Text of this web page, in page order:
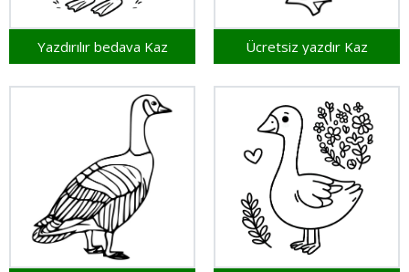
Yazdırılır bedava Kaz Ücretsiz yazdır Kaz